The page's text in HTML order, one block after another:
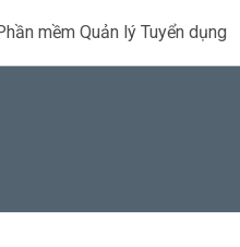
mềm Quản lý Tuyển dụng